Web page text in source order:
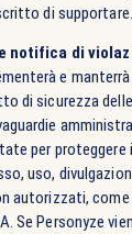
di supportare.
notifica di
e manterrà
di sicurezza
per proteggere
uso,
autorizzati,
Se Personyze